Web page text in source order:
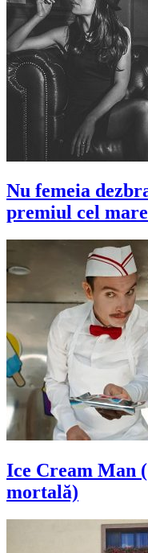
Nu femeia
premiul cel
Ice Cream Man
mortală)